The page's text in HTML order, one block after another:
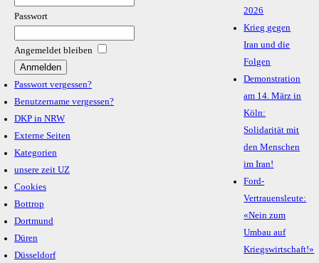
Passwort
Angemeldet bleiben
Passwort vergessen?
Benutzername vergessen?
DKP in NRW
Externe Seiten
Kategorien
unsere zeit UZ
Cookies
Bottrop
Dortmund
Düren
Düsseldorf
2026
Krieg gegen
Iran und die
Folgen
Demonstration
am 14. März in
Köln:
Solidarität mit
den Menschen
im Iran!
Ford-
Vertrauensleute:
«Nein zum
Umbau auf
Kriegswirtschaft!»